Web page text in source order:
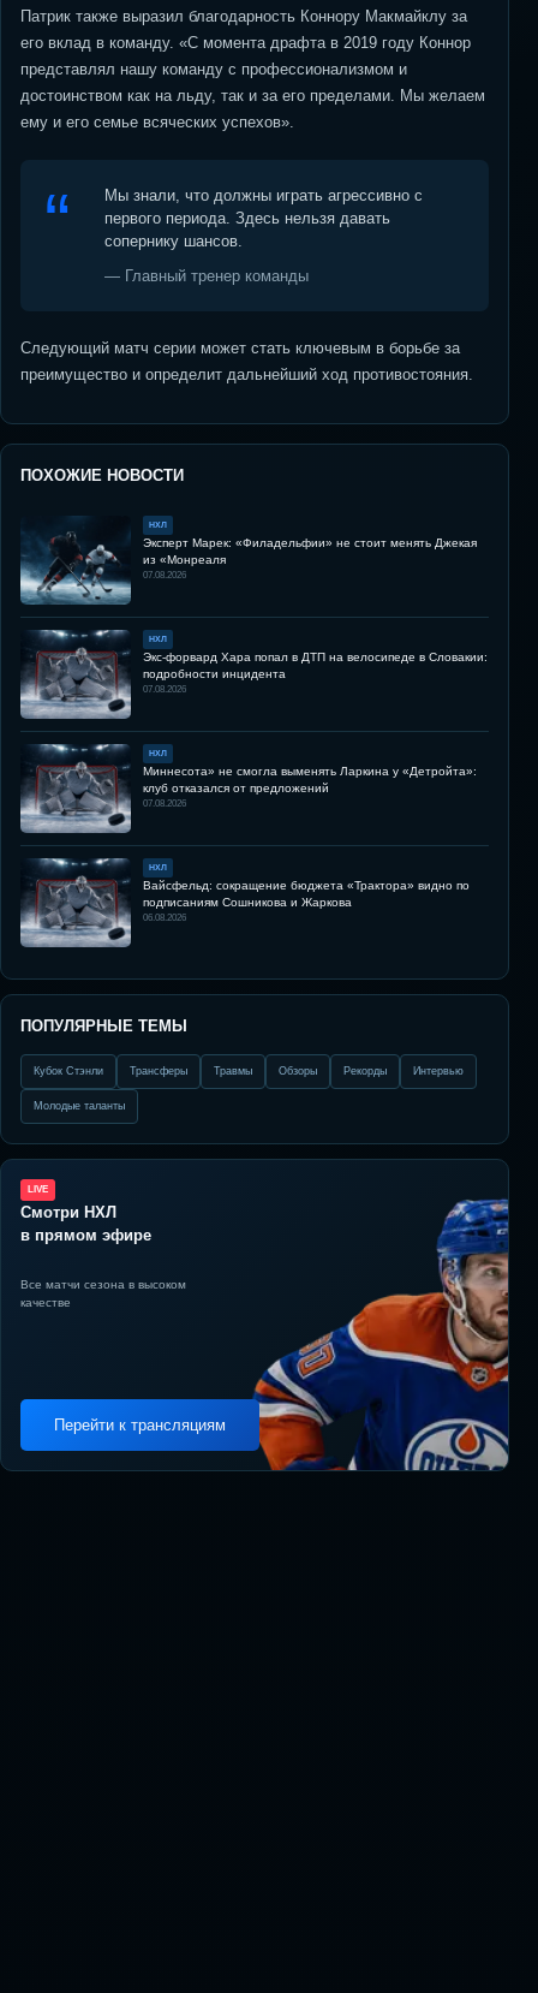
Патрик также выразил благодарность Коннору Макмайклу за
его вклад в команду. «С момента драфта в 2019 году Коннор
представлял нашу команду с профессионализмом и
достоинством как на льду, так и за его пределами. Мы желаем
ему и его семье всяческих успехов».
Мы знали, что должны играть агрессивно с
первого периода. Здесь нельзя давать
сопернику шансов.
— Главный тренер команды
Следующий матч серии может стать ключевым в борьбе за
преимущество и определит дальнейший ход противостояния.
ПОХОЖИЕ НОВОСТИ
НХЛ
Эксперт Марек: «Филадельфии» не стоит менять Джекая
из «Монреаля
07.08.2026
НХЛ
Экс-форвард Хара попал в ДТП на велосипеде в Словакии:
подробности инцидента
07.08.2026
НХЛ
Миннесота» не смогла выменять Ларкина у «Детройта»:
клуб отказался от предложений
07.08.2026
НХЛ
Вайсфельд: сокращение бюджета «Трактора» видно по
подписаниям Сошникова и Жаркова
06.08.2026
ПОПУЛЯРНЫЕ ТЕМЫ
Кубок Стэнли Трансферы Травмы Обзоры Рекорды Интервью
Молодые таланты
LIVE
Смотри НХЛ
в прямом эфире
Все матчи сезона в высоком
качестве
Перейти к трансляциям